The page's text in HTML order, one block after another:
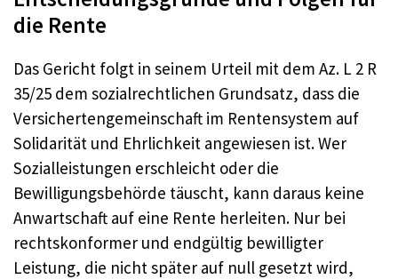
die Rente
Das Gericht folgt in seinem Urteil mit dem Az. L 2 R
35/25 dem sozialrechtlichen Grundsatz, dass die
Versichertengemeinschaft im Rentensystem auf
Solidarität und Ehrlichkeit angewiesen ist. Wer
Sozialleistungen erschleicht oder die
Bewilligungsbehörde täuscht, kann daraus keine
Anwartschaft auf eine Rente herleiten. Nur bei
rechtskonformer und endgültig bewilligter
Leistung, die nicht später auf null gesetzt wird,